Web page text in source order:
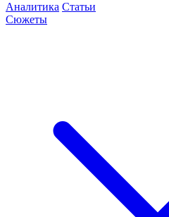
Аналитика Статьи
Сюжеты